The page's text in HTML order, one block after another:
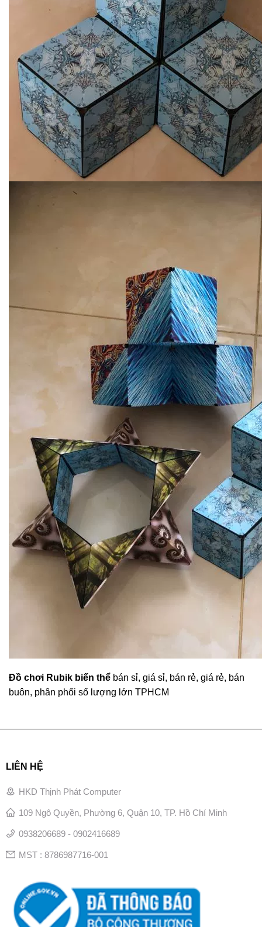
Đồ chơi Rubik biến thể bán sỉ, giá sỉ, bán rẻ, giá rẻ, bán
buôn, phân phối số lượng lớn TPHCM
LIÊN HỆ
HKD Thịnh Phát Computer
109 Ngô Quyền, Phường 6, Quận 10, TP. Hồ Chí Minh
0938206689 - 0902416689
MST : 8786987716-001